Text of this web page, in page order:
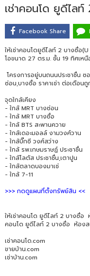
เช่าคอนโด ยูดีไล
Facebook Share
ให้เช่าคอนโดยูดีไลท์ 2 บางซื่อ
โอขนาด 27 ตร.ม. ชั้น 19 ทิศเ
โครงการอยู่บนถนนประชาชื่น
ซ่อน,บางซื่อ ราคาเช่า ต่อเดือน
จุดใกล้เคียง
- ใกล้ MRT บางซ่อน
- ใกล้ MRT บางซื่อ
- ใกล้ BTS สะพานควาย
- ใกล้เดอะมอลล์ งามวงศ์วาน
- ใกล้บิ๊กซี วงศ์สว่าง
- ใกล้ รพ.เกษมราษฏ์ ประชาชื่น
- ใกล้โลตัส ประชาชื่น,เตาปูน
- ใกล้ตลาดบองมาเช่
- ใกล้ 7-11
>>> กดดูแผนที่ตั้งทรัพย์สิน <<
ให้เช่าคอนโด ยูดีไลท์ 2 บางซื่อ
คอนโด ยูดีไลท์ 2 บางซื่อ ห้องส
เช่าคอนโด.com
ขายบ้าน.com
เช่าบ้าน.com